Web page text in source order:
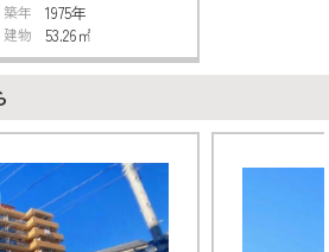
築年 1975年
建物 53.26㎡